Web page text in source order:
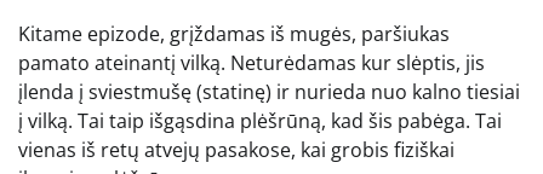
Kitame epizode, grįždamas iš mugės, paršiukas
pamato ateinantį vilką. Neturėdamas kur slėptis, jis
įlenda į sviestmušę (statinę) ir nurieda nuo kalno tiesiai
į vilką. Tai taip išgąsdina plėšrūną, kad šis pabėga. Tai
vienas iš retų atvejų pasakose, kai grobis fiziškai